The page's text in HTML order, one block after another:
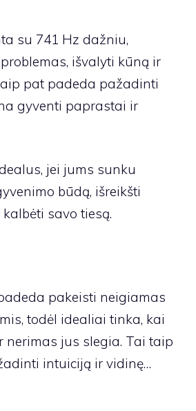
su 741 Hz dažniu,
išvalyti kūną ir
pat padeda pažadinti
gyventi paprastai ir
jei jums sunku
būdą, išreikšti
savo tiesą.
pakeisti neigiamas
todėl idealiai tinka, kai
nerimas jus slegia. Tai taip
intuiciją ir vidinę…